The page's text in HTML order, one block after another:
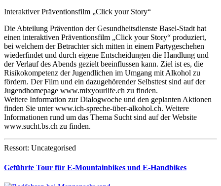
Interaktiver Präventionsfilm „Click your Story“
Die Abteilung Prävention der Gesundheitsdienste Basel-Stadt hat
einen interaktiven Präventionsfilm „Click your Story“ produziert,
bei welchem der Betrachter sich mitten in einem Partygeschehen
wiederfindet und durch eigene Entscheidungen die Handlung und
der Verlauf des Abends gezielt beeinflussen kann. Ziel ist es, die
Risikokompetenz der Jugendlichen im Umgang mit Alkohol zu
fördern. Der Film und ein dazugehörender Selbsttest sind auf der
Jugendhomepage www.mixyourlife.ch zu finden.
Weitere Information zur Dialogwoche und den geplanten Aktionen
finden Sie unter www.ich-spreche-über-alkohol.ch. Weitere
Informationen rund um das Thema Sucht sind auf der Website
www.sucht.bs.ch zu finden.
Ressort: Uncategorised
Geführte Tour für E-Mountainbikes und E-Handbikes